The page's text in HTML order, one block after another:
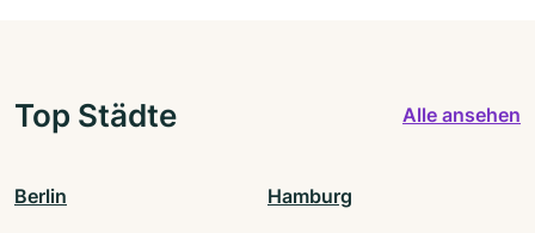
Top Städte Alle ansehen
Berlin Hamburg